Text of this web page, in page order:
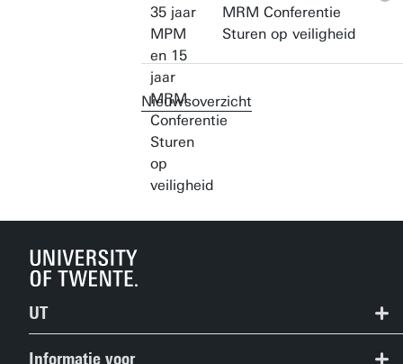
MRM Conferentie
Sturen op veiligheid
Nieuwsoverzicht
UT
Contact
Informatie voor